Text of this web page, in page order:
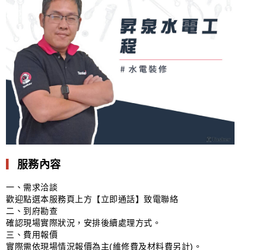
服務內容
一、需求洽談
歡迎點選本服務頁上方【立即通話】致電聯絡
二、到府勘查
確認現場實際狀況，安排後續處理方式。
三、費用報價
實際需依現場情況報價為主(維修費及材料費另計)。